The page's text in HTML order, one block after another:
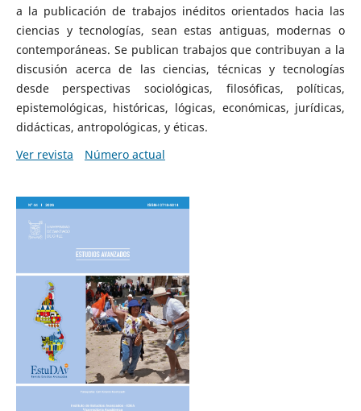
a la publicación de trabajos inéditos orientados hacia las
ciencias y tecnologías, sean estas antiguas, modernas o
contemporáneas. Se publican trabajos que contribuyan a la
discusión acerca de las ciencias, técnicas y tecnologías
desde perspectivas sociológicas, filosóficas, políticas,
epistemológicas, históricas, lógicas, económicas, jurídicas,
didácticas, antropológicas, y éticas.
Ver revista
Número actual